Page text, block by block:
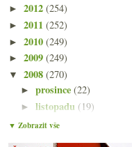
► 2012 (254)
► 2011 (252)
► 2010 (249)
► 2009 (249)
▼ 2008 (270)
►prosince(22)
►listopadu (19)
►října(22)
▼ Zobrazit vše